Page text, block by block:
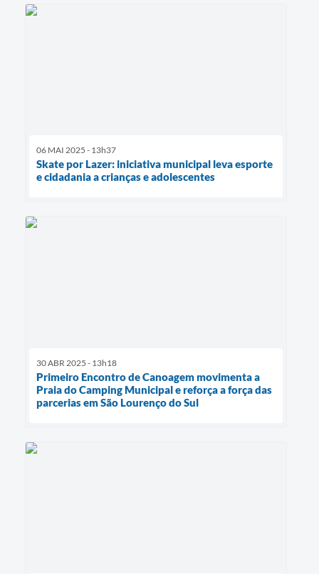
06 MAI 2025 - 13h37
Skate por Lazer: iniciativa municipal leva esporte
e cidadania a crianças e adolescentes
30 ABR 2025 - 13h18
Primeiro Encontro de Canoagem movimenta a
Praia do Camping Municipal e reforça a força das
parcerias em São Lourenço do Sul